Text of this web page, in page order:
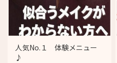
人気No.１ 体験メニュー
♪